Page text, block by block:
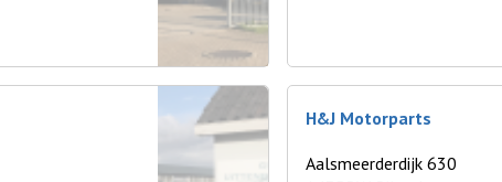
H&J Motorparts
Aalsmeerderdijk 630